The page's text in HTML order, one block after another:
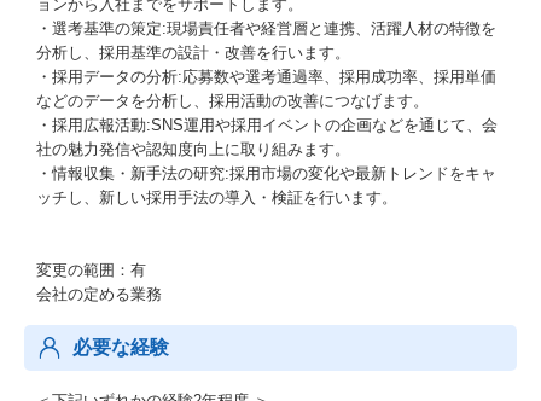
ョンから入社までをサポートします。
・選考基準の策定:現場責任者や経営層と連携、活躍人材の特徴を
分析し、採用基準の設計・改善を行います。
・採用データの分析:応募数や選考通過率、採用成功率、採用単価
などのデータを分析し、採用活動の改善につなげます。
・採用広報活動:SNS運用や採用イベントの企画などを通じて、会
社の魅力発信や認知度向上に取り組みます。
・情報収集・新手法の研究:採用市場の変化や最新トレンドをキャ
ッチし、新しい採用手法の導入・検証を行います。
変更の範囲：有
会社の定める業務
必要な経験